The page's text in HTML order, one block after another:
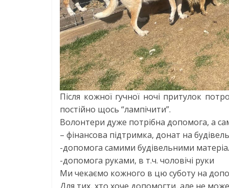
Після кожної гучної ночі притулок
постійно щось “лампічити”.
Волонтери дуже потрібна допомога, а
– фінансова підтримка, донат на
-допомога самими будівельними
-допомога руками, в т.ч. чоловічі руки
Ми чекаємо кожного в цю суботу на